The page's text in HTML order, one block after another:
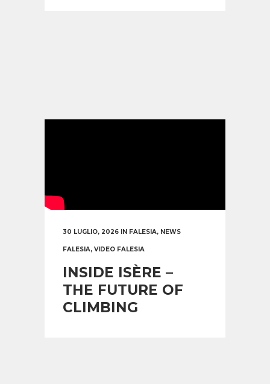
30 LUGLIO, 2026 IN FALESIA, NEWS
FALESIA, VIDEO FALESIA
INSIDE ISÈRE –
THE FUTURE OF
CLIMBING